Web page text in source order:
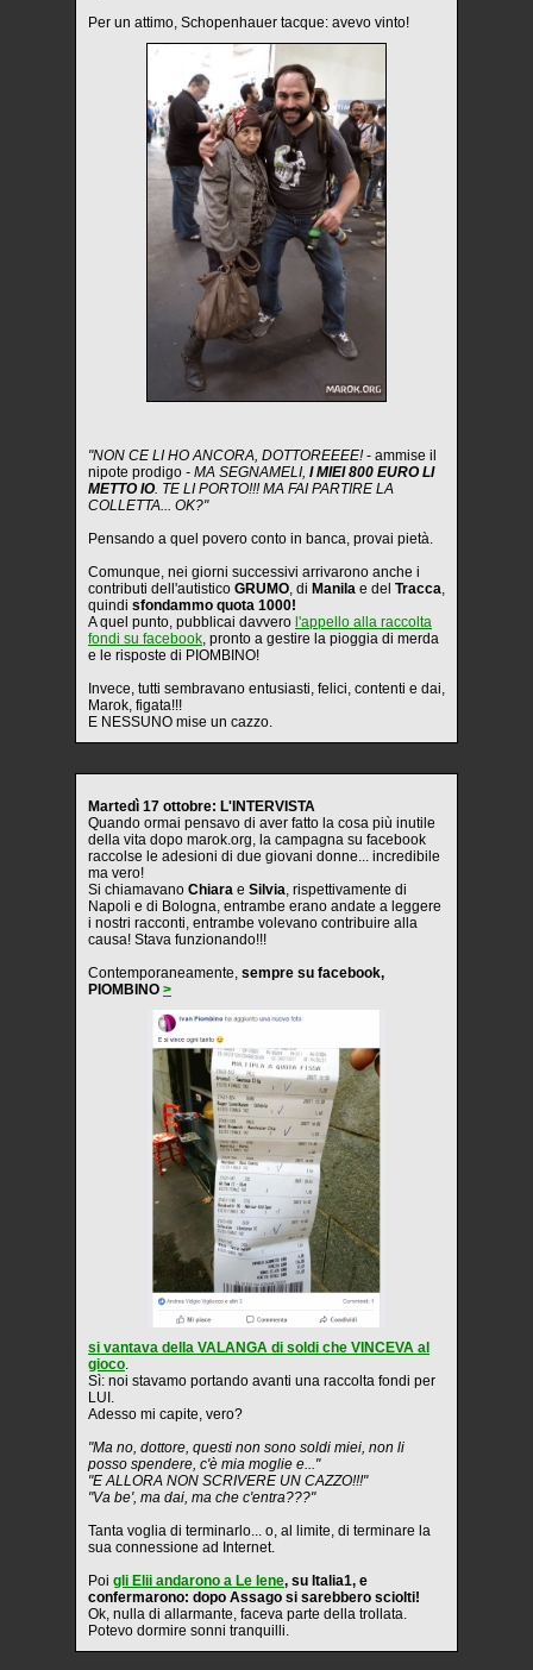
Per un attimo, Schopenhauer tacque: avevo vinto!
"NON CE LI HO ANCORA, DOTTOREEEE!- ammise il
nipote prodigo - MA SEGNAMELI, I MIEI 800 EURO LI
METTO IO. TE LI PORTO!!! MA FAI PARTIRE LA
COLLETTA... OK?"
Pensando a quel povero conto in banca, provai pietà.
Comunque, nei giorni successivi arrivarono anche i
contributi dell'autistico GRUMO, di Manila e del Tracca,
quindi sfondammo quota 1000!
A quel punto, pubblicai davvero l'appello alla raccolta
fondi su facebook, pronto a gestire la pioggia di merda
e le risposte di PIOMBINO!
Invece, tutti sembravano entusiasti, felici, contenti e dai,
Marok, figata!!!
E NESSUNO mise un cazzo.
Martedì 17 ottobre: L'INTERVISTA
Quando ormai pensavo di aver fatto la cosa più inutile
della vita dopo marok.org, la campagna su facebook
raccolse le adesioni di due giovani donne... incredibile
ma vero!
Si chiamavano Chiara e Silvia, rispettivamente di
Napoli e di Bologna, entrambe erano andate a leggere
i nostri racconti, entrambe volevano contribuire alla
causa! Stava funzionando!!!
Contemporaneamente, sempre su facebook,
PIOMBINO >
si vantava della VALANGA di soldi che VINCEVA al
gioco.
Sì: noi stavamo portando avanti una raccolta fondi per
LUI.
Adesso mi capite, vero?
"Ma no, dottore, questi non sono soldi miei, non li
posso spendere, c'è mia moglie e..."
"E ALLORA NON SCRIVERE UN CAZZO!!!"
"Va be', ma dai, ma che c'entra???"
Tanta voglia di terminarlo... o, al limite, di terminare la
sua connessione ad Internet.
Poi gli Elii andarono a Le Iene, su Italia1, e
confermarono: dopo Assago si sarebbero sciolti!
Ok, nulla di allarmante, faceva parte della trollata.
Potevo dormire sonni tranquilli.